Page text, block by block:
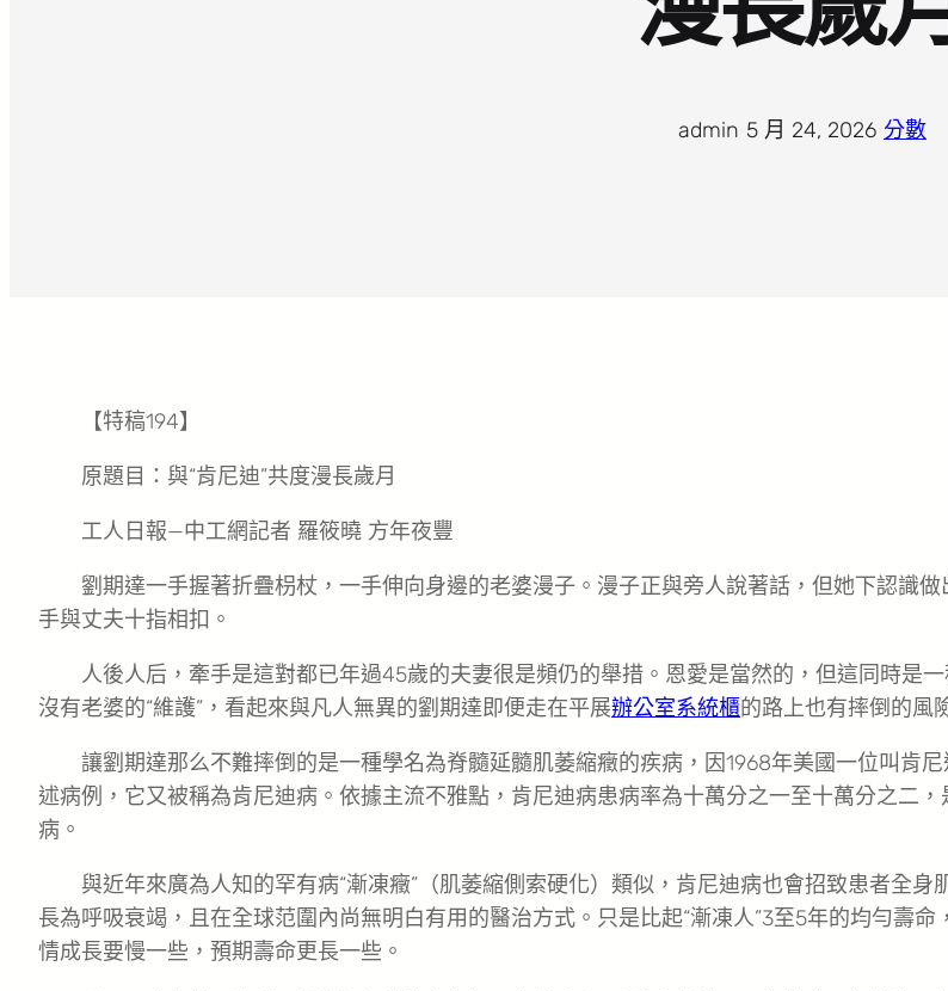
admin 5 月 24, 2026 分數
【特稿194】
原題目：與“肯尼迪”共度漫長歲月
工人日報—中工網記者 羅筱曉 方年夜豐
劉期達一手握著折疊枴杖，一手伸向身邊的老婆漫子。漫子正與旁人說著話，但她下認識做
手與丈夫十指相扣。
人後人后，牽手是這對都已年過45歲的夫妻很是頻仍的舉措。恩愛是當然的，但這同時是一
沒有老婆的“維護”，看起來與凡人無異的劉期達即便走在平展辦公室系統櫃的路上也有摔倒的風
讓劉期達那么不難摔倒的是一種學名為脊髓延髓肌萎縮癥的疾病，因1968年美國一位叫肯
述病例，它又被稱為肯尼迪病。依據主流不雅點，肯尼迪病患病率為十萬分之一至十萬分之二，
病。
與近年來廣為人知的罕有病“漸凍癥”（肌萎縮側索硬化）類似，肯尼迪病也會招致患者全身
長為呼吸衰竭，且在全球范圍內尚無明白有用的醫治方式。只是比起“漸凍人”3至5年的均勻壽命
情成長要慢一些，預期壽命更長一些。